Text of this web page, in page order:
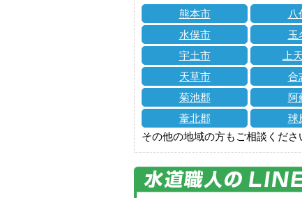
熊本市
八
水俣市
玉
宇土市
上
天草市
合
菊池郡
阿
葦北郡
球
その他の地域の方もご相談くださ